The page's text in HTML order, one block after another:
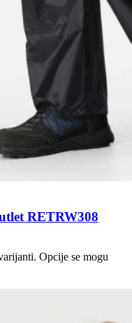
RETRW308
Opcije se mogu